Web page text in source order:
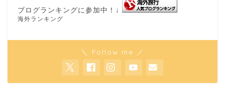
ブログランキングに参加中！↓
海外ランキング
＼ Follow me ／